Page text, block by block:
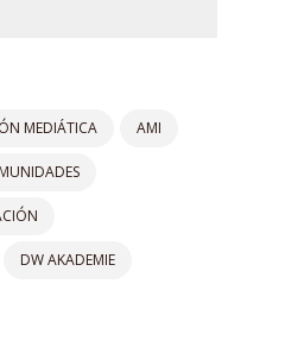
MEDIÁTICA AMI
DW AKADEMIE